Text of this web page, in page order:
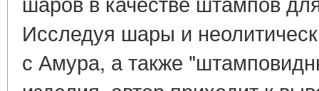
Исследуя шары и
с Амура, а также